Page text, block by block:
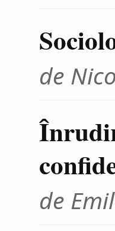
de
de